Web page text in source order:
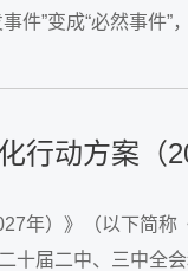
”变成“必然事件”
行动方案（
）》（以下简
届二中、三中